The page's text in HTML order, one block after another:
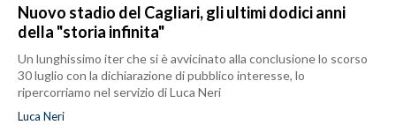
Nuovo stadio del Cagliari, gli ultimi dodici anni
della "storia infinita"
Un lunghissimo iter che si è avvicinato alla conclusione lo scorso
30 luglio con la dichiarazione di pubblico interesse, lo
ripercorriamo nel servizio di Luca Neri
Luca Neri